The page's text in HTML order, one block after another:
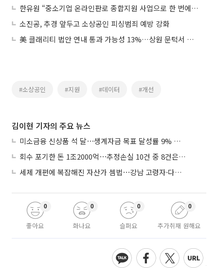
한유원 “중소기업 온라인판로 종합지원 사업으로 한 번에 지원받으세요”
소진공, 추경 앞두고 소상공인 피싱범죄 예방 강화
美 클래리티 법안 연내 통과 가능성 13%…상원 문턱서 제동
#소상공인 #지원 #데이터 #개선
김이현 기자의 주요 뉴스
미소금융 신상품 석 달⋯생계자금 목표 달성률 9% 그쳐
회수 포기한 돈 1조2000억⋯추정손실 10건 중 8건은 기업대출
세제 개편에 복잡해진 자산가 셈법⋯강남 고령자·다주택자 ‘자산재편 고심’
좋아요
0
화나요
0
슬퍼요
0
추가취재 원해요
0